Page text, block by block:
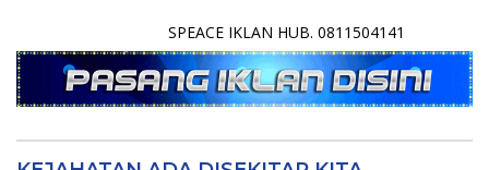
SPEACE IKLAN HUB. 0811504141